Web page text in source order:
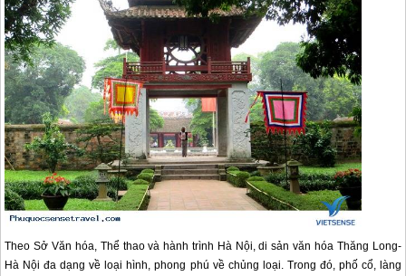
Theo Sở Văn hóa, Thể thao và hành trình Hà Nội, di sản văn hóa Thăng Long-
Hà Nội đa dạng về loại hình, phong phú về chủng loại. Trong đó, phố cổ, làng